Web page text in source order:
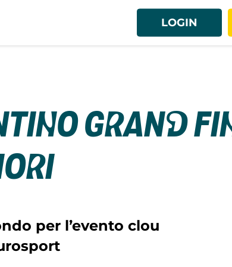
LOGIN
Grand
per l’evento clou